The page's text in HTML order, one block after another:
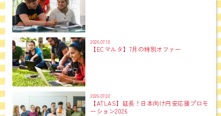
2026.07.10
【ECマルタ】7月の特別オファー
2026.07.02
【ATLAS】延長！日本向け円安応援プロモ
ーション2026